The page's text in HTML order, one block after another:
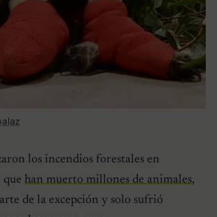
los incendios forestales en
que han muerto millones de animales,
de la excepción y solo sufrió